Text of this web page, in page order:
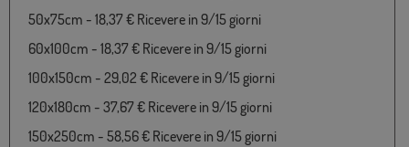
50x75cm - 18,37 € Ricevere in 9/15 giorni
60x100cm - 18,37 € Ricevere in 9/15 giorni
100x150cm - 29,02 € Ricevere in 9/15 giorni
120x180cm - 37,67 € Ricevere in 9/15 giorni
150x250cm - 58,56 € Ricevere in 9/15 giorni